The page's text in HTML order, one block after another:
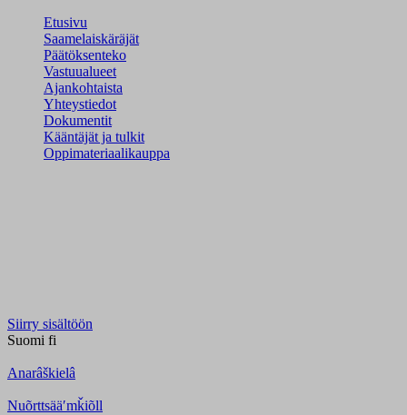
Etusivu
Saamelaiskäräjät
Päätöksenteko
Vastuualueet
Ajankohtaista
Yhteystiedot
Dokumentit
Kääntäjät ja tulkit
Oppimateriaalikauppa
Siirry sisältöön
Suomi fi
Anarâškielâ
Nuõrttsääʹmǩiõll